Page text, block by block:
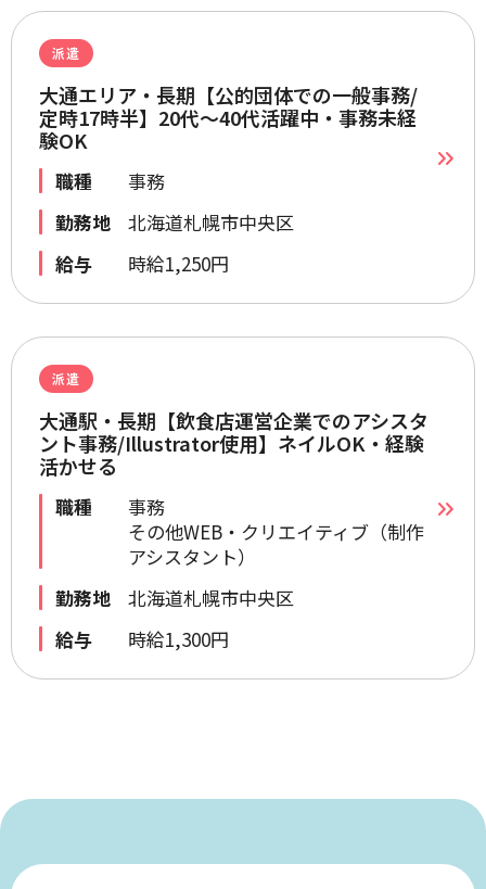
派遣
大通エリア・長期【公的団体での一般事務/
定時17時半】20代～40代活躍中・事務未経
験OK
職種
事務
勤務地
北海道札幌市中央区
給与
時給1,250円
派遣
大通駅・長期【飲食店運営企業でのアシスタ
ント事務/Illustrator使用】ネイルOK・経験
活かせる
職種
事務
その他WEB・クリエイティブ（制作
アシスタント）
勤務地
北海道札幌市中央区
給与
時給1,300円